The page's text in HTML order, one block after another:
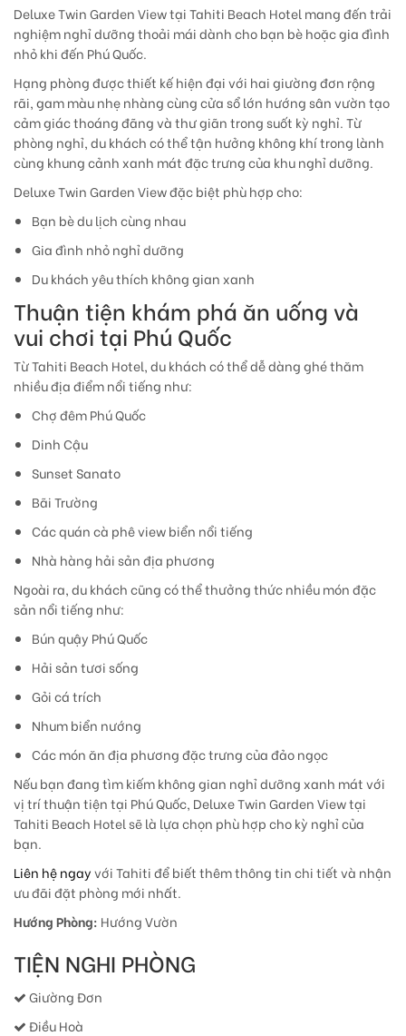
Deluxe Twin Garden View tại Tahiti Beach Hotel mang đến trải
nghiệm nghỉ dưỡng thoải mái dành cho bạn bè hoặc gia đình
nhỏ khi đến Phú Quốc.
Hạng phòng được thiết kế hiện đại với hai giường đơn rộng
rãi, gam màu nhẹ nhàng cùng cửa sổ lớn hướng sân vườn tạo
cảm giác thoáng đãng và thư giãn trong suốt kỳ nghỉ. Từ
phòng nghỉ, du khách có thể tận hưởng không khí trong lành
cùng khung cảnh xanh mát đặc trưng của khu nghỉ dưỡng.
Deluxe Twin Garden View đặc biệt phù hợp cho:
Bạn bè du lịch cùng nhau
Gia đình nhỏ nghỉ dưỡng
Du khách yêu thích không gian xanh
Thuận tiện khám phá ăn uống và
vui chơi tại Phú Quốc
Từ Tahiti Beach Hotel, du khách có thể dễ dàng ghé thăm
nhiều địa điểm nổi tiếng như:
Chợ đêm Phú Quốc
Dinh Cậu
Sunset Sanato
Bãi Trường
Các quán cà phê view biển nổi tiếng
Nhà hàng hải sản địa phương
Ngoài ra, du khách cũng có thể thưởng thức nhiều món đặc
sản nổi tiếng như:
Bún quậy Phú Quốc
Hải sản tươi sống
Gỏi cá trích
Nhum biển nướng
Các món ăn địa phương đặc trưng của đảo ngọc
Nếu bạn đang tìm kiếm không gian nghỉ dưỡng xanh mát với
vị trí thuận tiện tại Phú Quốc, Deluxe Twin Garden View tại
Tahiti Beach Hotel sẽ là lựa chọn phù hợp cho kỳ nghỉ của
bạn.
Liên hệ ngayvới Tahiti để biết thêm thông tin chi tiết và nhận
ưu đãi đặt phòng mới nhất.
Hướng Phòng: Hướng Vườn
TIỆN NGHI PHÒNG
Giường Đơn
Điều Hoà